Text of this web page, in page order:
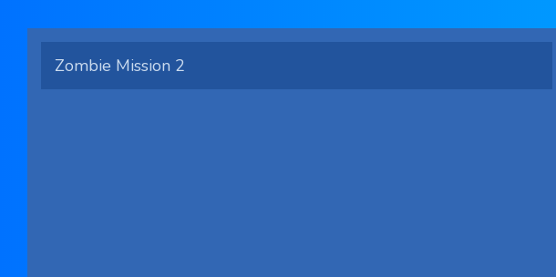
Zombie Mission 2